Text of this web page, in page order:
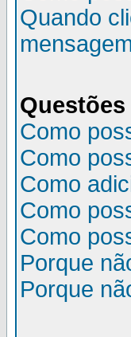
Quando
Como
Como
Como
Como
Como
Porque
Porque